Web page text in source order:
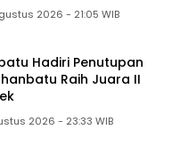
2026 - 21:05 WIB
Hadiri Penutupan
Raih Juara II
2026 - 23:33 WIB